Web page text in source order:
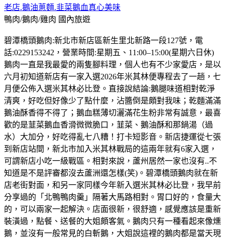
老店.鵝油蔥麵.韭菜鵝血真心美味
鴨肉/鵝肉/雞肉 國內旅遊
碧潭橋頭鵝肉:新北市新店區新生里北新路一段127號，電
話:0229153242，營業時間:星期五、11:00–15:00(星期六日休)
鵝肉一直是我最愛的兩隻腳料理，個人也有不少家愛店，是以
六月初知道新店有一家入選2026年米其林便專程去了一趟，七
月便公佈入選米其林必比登。直接說結論:鵝腿味道相對乾淨
清爽，好吃但好像少了點什麼，沾醬倒是頗對我味；乾麵滿滿
鵝油酥香得不得了；鵝血糕薄切灑滿花生粉非常有誠意，最喜
歡的是韮菜鵝血香滑微微脆口，韮菜、鵝油酥和那鍋湯（過
水）大加分，好吃得亂七八糟！打卡短影音。新店捷運從七張
到新店站間，新北市加入米其林戰局的這兩年就有6家入選，
可謂新店小吃一級戰區。相對來說，蘆州居然一家也沒有..不
知道是不是評審都沒去蘆洲還怎樣(笑)。碧潭橋頭鵝肉就在新
店老街對面，和另一家同樣今年新入選米其林必比登，我早前
分享過的「北鴨鴨肉羹」隔著大馬路相對。胃口好的，食量大
的，可以兩家一起解決。店面很新，很舒適，感覺應該是重新
裝潢過，點餐、送餐的大姐頗客氣。鵝肉只有一種看起來像燻
鵝，並沒有一般常見的白斬鵝，大姐說這裡的鵝肉都是當天現